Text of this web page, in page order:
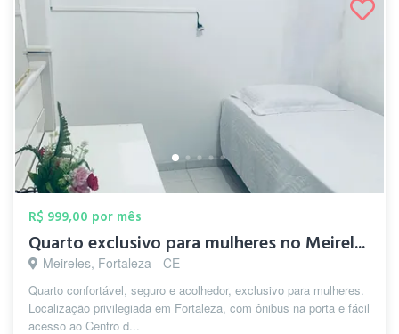
R$ 999,00 por mês
Quarto exclusivo para mulheres no Meirel...
Meireles, Fortaleza - CE
Quarto confortável, seguro e acolhedor, exclusivo para mulheres.
Localização privilegiada em Fortaleza, com ônibus na porta e fácil
acesso ao Centro d...